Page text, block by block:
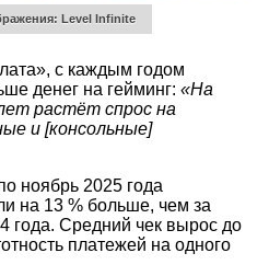
Level Infinite
с каждым годом
денег на гейминг: «На
растёт спрос на
и [консольные]
ноябрь 2025 года
на 13 % больше, чем за
года. Средний чек вырос до
платежей на одного